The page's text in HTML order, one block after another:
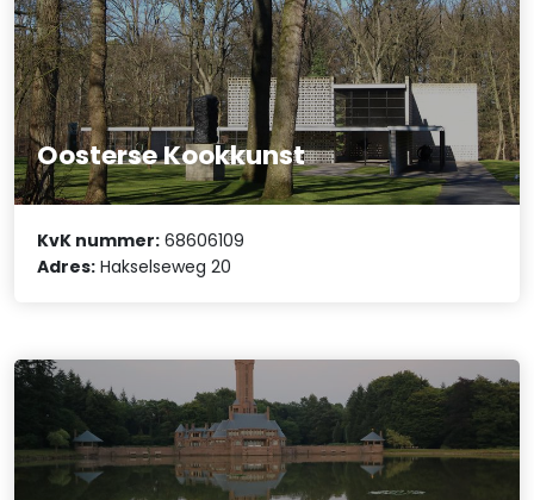
Oosterse Kookkunst
KvK nummer: 68606109
Adres: Hakselseweg 20